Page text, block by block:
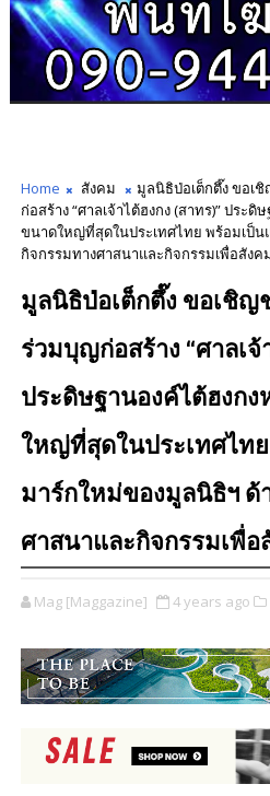
Home สังคม
มูลนิธิป่อเต็กตึ๊ง ขอเ
ก่อสร้าง “ศาลเจ้าไต้ฮงกง (สาทร)” ประ
ขนาดใหญ่ที่สุดในประเทศไทย พร้อมเป็
กิจกรรมทางศาสนาและกิจกรรมเพื่อสังค
มูลนิธิป่อเต็กตึ๊ง ขอเชิ
ร่วมบุญก่อสร้าง “ศาลเจ้
ประดิษฐานองค์ไต้ฮงก
ใหญ่ที่สุดในประเทศไท
มาร์กใหม่ของมูลนิธิฯ ด้
ศาสนาและกิจกรรมเพื่อ
Mag [Maggazine] 4 years ago